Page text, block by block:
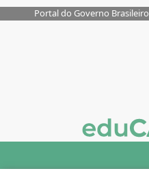
Portal do Governo Brasileiro